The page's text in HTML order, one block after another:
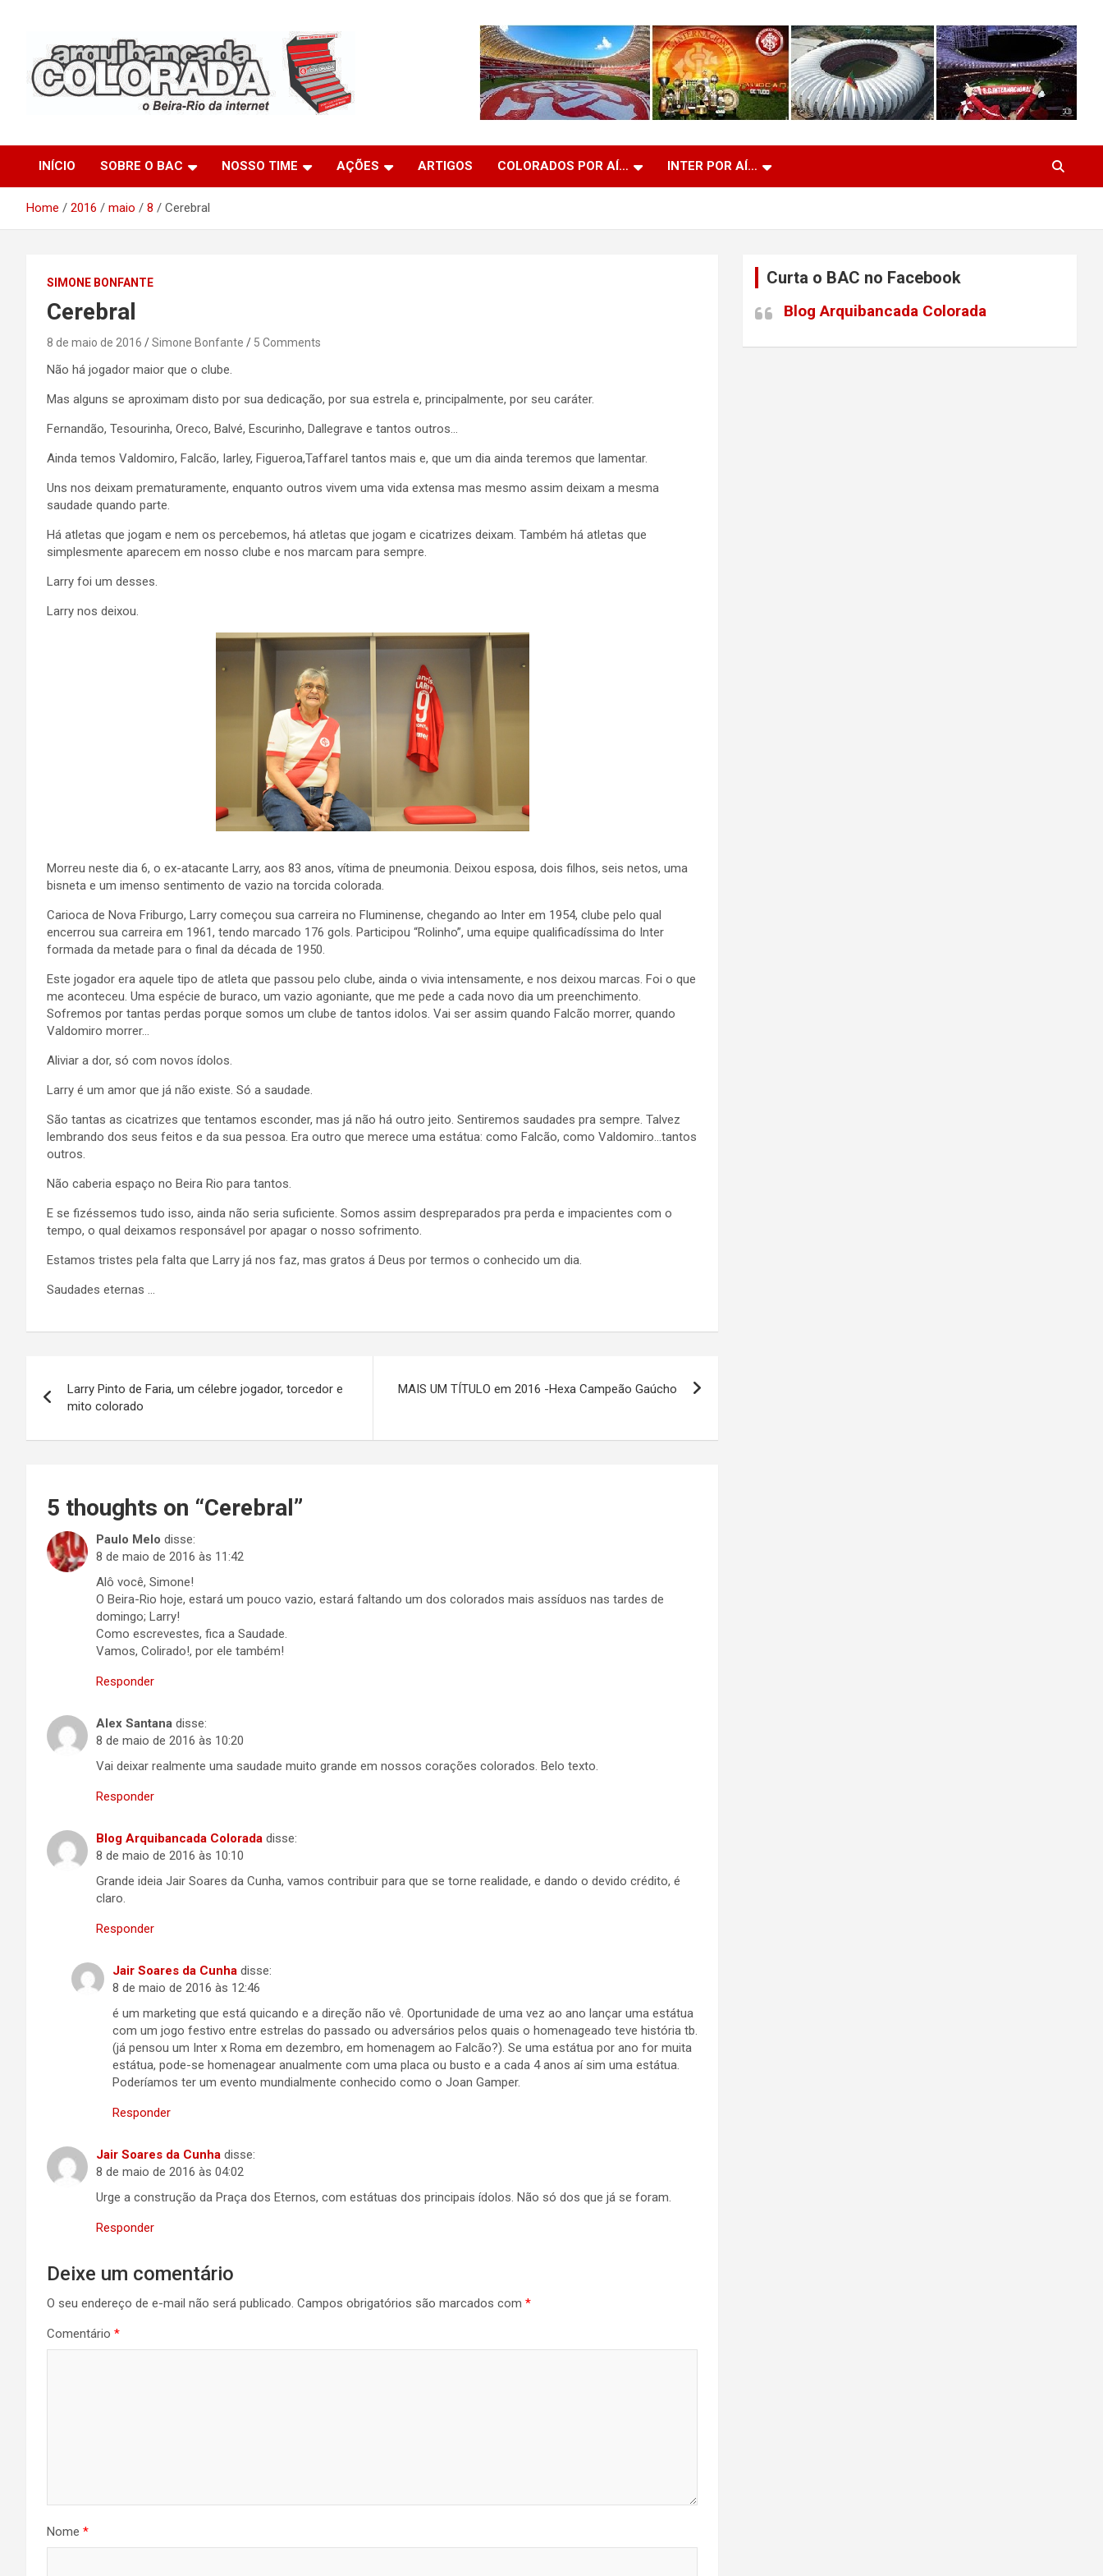
Arquibancada Colorada
INÍCIO SOBRE O BAC NOSSO TIME AÇÕES ARTIGOS COLORADOS POR AÍ… INTER POR AÍ…
Home 2016 maio 8 Cerebral
SIMONE BONFANTE
Cerebral
8 de maio de 2016 Simone Bonfante 5 Comments
Não há jogador maior que o clube.
Mas alguns se aproximam disto por sua dedicação, por sua estrela e, principalmente, por seu caráter.
Fernandão, Tesourinha, Oreco, Balvé, Escurinho, Dallegrave e tantos outros…
Ainda temos Valdomiro, Falcão, Iarley, Figueroa,Taffarel tantos mais e, que um dia ainda teremos que lamentar.
Uns nos deixam prematuramente, enquanto outros vivem uma vida extensa mas mesmo assim deixam a mesma
saudade quando parte.
Há atletas que jogam e nem os percebemos, há atletas que jogam e cicatrizes deixam. Também há atletas que
simplesmente aparecem em nosso clube e nos marcam para sempre.
Larry foi um desses.
Larry nos deixou.
Morreu neste dia 6, o ex-atacante Larry, aos 83 anos, vítima de pneumonia. Deixou esposa, dois filhos, seis netos, uma
bisneta e um imenso sentimento de vazio na torcida colorada.
Carioca de Nova Friburgo, Larry começou sua carreira no Fluminense, chegando ao Inter em 1954, clube pelo qual
encerrou sua carreira em 1961, tendo marcado 176 gols. Participou “Rolinho”, uma equipe qualificadíssima do Inter
formada da metade para o final da década de 1950.
Este jogador era aquele tipo de atleta que passou pelo clube, ainda o vivia intensamente, e nos deixou marcas. Foi o que
me aconteceu. Uma espécie de buraco, um vazio agoniante, que me pede a cada novo dia um preenchimento.
Sofremos por tantas perdas porque somos um clube de tantos idolos. Vai ser assim quando Falcão morrer, quando
Valdomiro morrer…
Aliviar a dor, só com novos ídolos.
Larry é um amor que já não existe. Só a saudade.
São tantas as cicatrizes que tentamos esconder, mas já não há outro jeito. Sentiremos saudades pra sempre. Talvez
lembrando dos seus feitos e da sua pessoa. Era outro que merece uma estátua: como Falcão, como Valdomiro…tantos
outros.
Não caberia espaço no Beira Rio para tantos.
E se fizéssemos tudo isso, ainda não seria suficiente. Somos assim despreparados pra perda e impacientes com o
tempo, o qual deixamos responsável por apagar o nosso sofrimento.
Estamos tristes pela falta que Larry já nos faz, mas gratos á Deus por termos o conhecido um dia.
Saudades eternas …
de
Post
Larry Pinto de Faria, um célebre jogador, torcedor e
mito colorado
MAIS UM TÍTULO em 2016 -Hexa Campeão Gaúcho
5 thoughts on “Cerebral”
Paulo Melo disse:
8 de maio de 2016 às 11:42
Alô você, Simone!
O Beira-Rio hoje, estará um pouco vazio, estará faltando um dos colorados mais assíduos nas tardes de
domingo; Larry!
Como escrevestes, fica a Saudade.
Vamos, Colirado!, por ele também!
Responder
Alex Santana disse:
8 de maio de 2016 às 10:20
Vai deixar realmente uma saudade muito grande em nossos corações colorados. Belo texto.
Responder
Blog Arquibancada Colorada disse:
8 de maio de 2016 às 10:10
Grande ideia Jair Soares da Cunha, vamos contribuir para que se torne realidade, e dando o devido crédito, é
claro.
Responder
Jair Soares da Cunha disse:
8 de maio de 2016 às 12:46
é um marketing que está quicando e a direção não vê. Oportunidade de uma vez ao ano lançar uma estátua
com um jogo festivo entre estrelas do passado ou adversários pelos quais o homenageado teve história tb.
(já pensou um Inter x Roma em dezembro, em homenagem ao Falcão?). Se uma estátua por ano for muita
estátua, pode-se homenagear anualmente com uma placa ou busto e a cada 4 anos aí sim uma estátua.
Poderíamos ter um evento mundialmente conhecido como o Joan Gamper.
Responder
Jair Soares da Cunha disse:
8 de maio de 2016 às 04:02
Urge a construção da Praça dos Eternos, com estátuas dos principais ídolos. Não só dos que já se foram.
Responder
Deixe um comentário
O seu endereço de e-mail não será publicado. Campos obrigatórios são marcados com *
Comentário *
Nome *
Curta o BAC no Facebook
Blog Arquibancada Colorada